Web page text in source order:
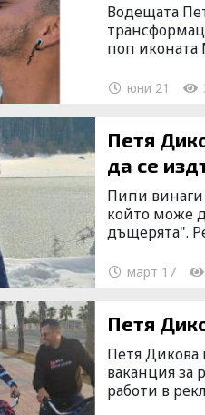
Водещата
поп иконата
юни 21
Петя
да се
Пипи
който може
дъщерята".
март 17
Петя
Петя
ваканция за
работи в